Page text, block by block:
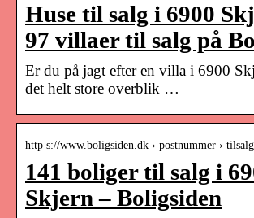
Huse til salg i 6900
97 villaer til salg på
Er du på jagt efter en villa i 6900
det helt store overblik …
http s://www.boligsiden.dk › postnummer › tilsalg
141 boliger til salg i
Skjern – Boligsiden